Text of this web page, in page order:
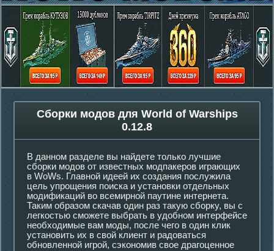
Сборки модов для World of Warships
0.12.8
В данном разделе вы найдете только лучшие
сборки модов от известных модпакеров играющих
в WoWs. Главной идеей их создания послужила
цель упрощения поиска и установки отдельных
модификаций во всемирной паутине интернета.
Таким образом скачав один раз такую сборку, вы с
легкостью сможете выбрать в удобном интерфейсе
необходимые вам моды, после чего в один клик
установить их в свой клиент и радоваться
обновленной игрой, сэкономив свое драгоценное